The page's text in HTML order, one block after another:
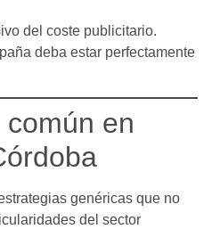
del coste publicitario.
deba estar perfectamente
en
genéricas que no
del sector